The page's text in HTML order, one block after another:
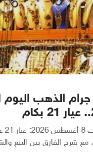
والجنيه الذهب 48640، مع شرح الفارق بين